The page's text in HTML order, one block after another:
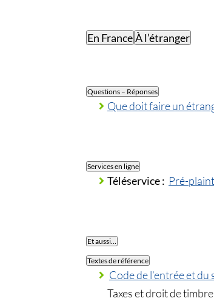
En FranceÀ l’étranger
Questions – Réponses
Que doit faire un
Services en ligne
Téléservice : Pré-
Et aussi…
Textes de référence
Code de l’entrée et
Taxes et droit de